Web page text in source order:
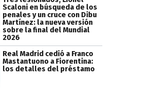
Scaloni en búsqueda de los
penales y un cruce con Dibu
Martínez: la nueva versión
sobre la final del Mundial
2026
Real Madrid cedió a Franco
Mastantuono a Fiorentina:
los detalles del préstamo